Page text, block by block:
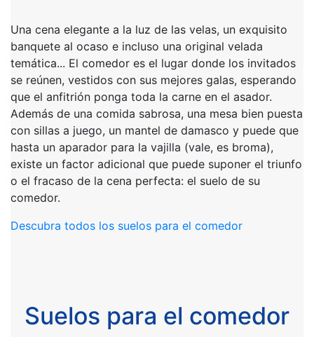
Una cena elegante a la luz de las velas, un exquisito
banquete al ocaso e incluso una original velada
temática... El comedor es el lugar donde los invitados
se reúnen, vestidos con sus mejores galas, esperando
que el anfitrión ponga toda la carne en el asador.
Además de una comida sabrosa, una mesa bien puesta
con sillas a juego, un mantel de damasco y puede que
hasta un aparador para la vajilla (vale, es broma),
existe un factor adicional que puede suponer el triunfo
o el fracaso de la cena perfecta: el suelo de su
comedor.
Descubra todos los suelos para el comedor
Suelos para el comedor